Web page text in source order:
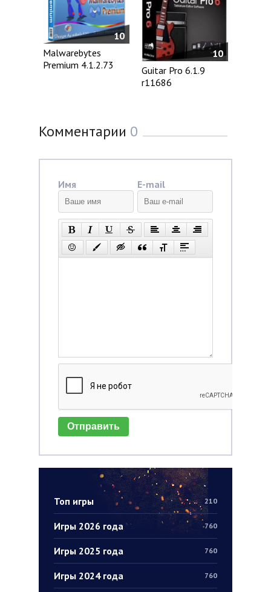
Топ игры 210
Игры 2026 года 760
Игры 2025 года 760
Игры 2024 года 760
10
Malwarebytes
Premium 4.1.2.73
10
Guitar Pro 6.1.9
r11686
Комментарии 0
Имя E-mail
Отправить